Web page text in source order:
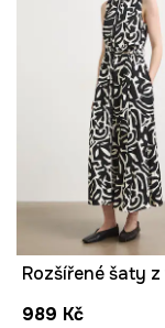
989 Kč